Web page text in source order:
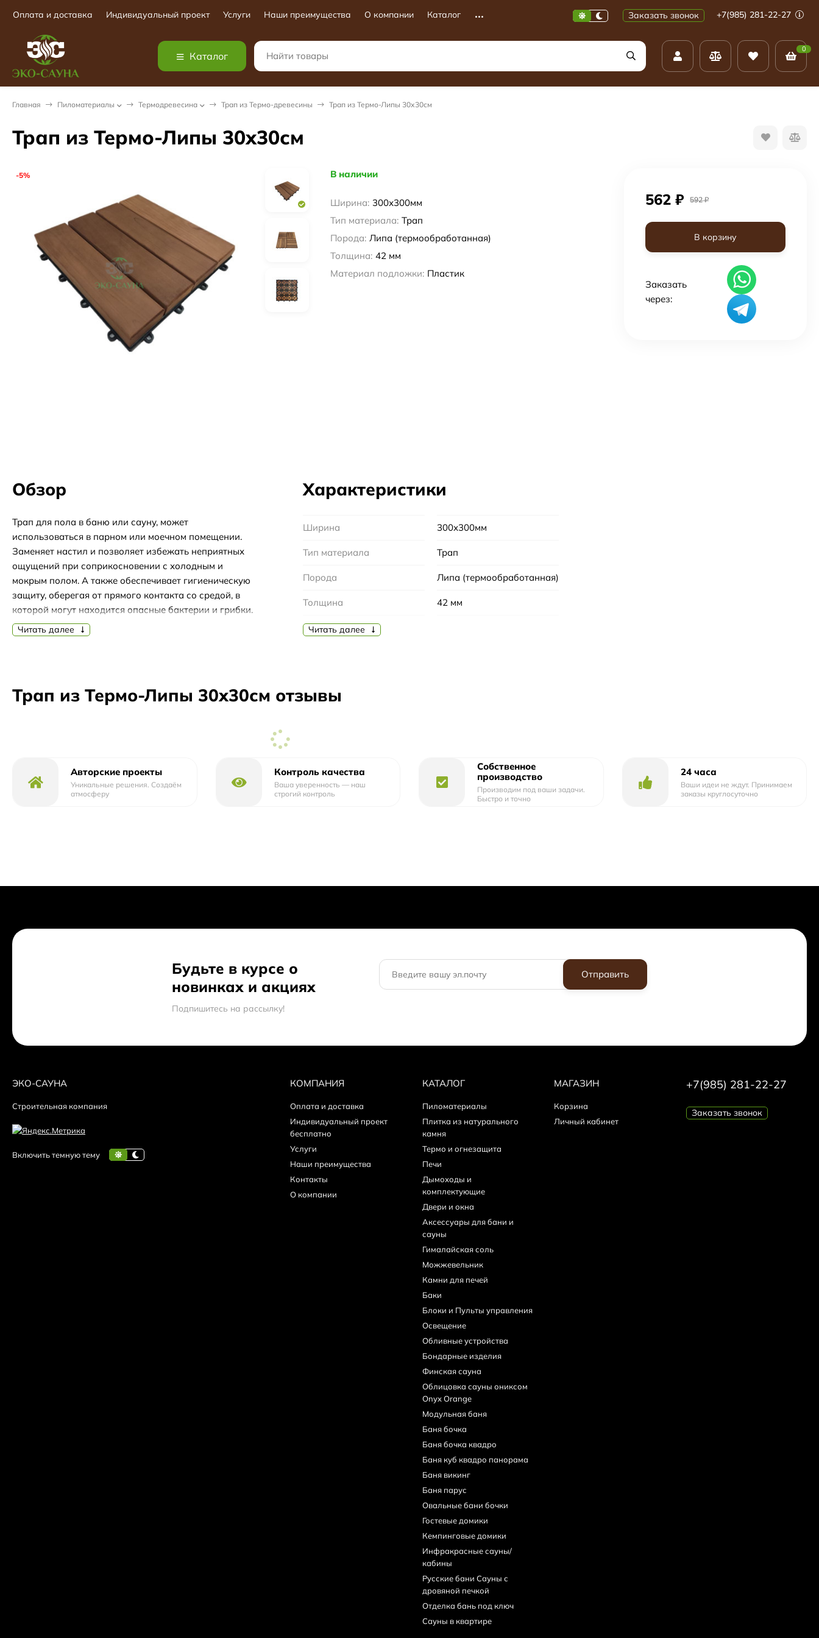
Оплата и доставка Индивидуальный проект Услуги Наши преимущества О компании Каталог Заказать звонок +7(985) 281-22-27
Каталог
0
Главная Пиломатериалы Термодревесина Трап из Термо-древесины Трап из Термо-Липы 30х30см
Трап из Термо-Липы 30х30см
-5% В наличии
Ширина: 300х300мм
Тип материала: Трап
Порода: Липа (термообработанная)
Толщина: 42 мм
Материал подложки: Пластик
562 ₽ 592₽
В корзину
Заказать
через:
Обзор
Трап для пола в баню или сауну, может
использоваться в парном или моечном помещении.
Заменяет настил и позволяет избежать неприятных
ощущений при соприкосновении с холодным и
мокрым полом. А также обеспечивает гигиеническую
защиту, оберегая от прямого контакта со средой, в
которой могут находится опасные бактерии и грибки.
Древесина не подвержена поражению гнилью и
плесенью, хорошо переносит условия повышенной
процедур.
Читать далее
Характеристики
Ширина 300х300мм
Тип материала Трап
Порода Липа (термообработанная)
Толщина 42 мм
Материал подложки
Читать далее
Трап из Термо-Липы 30х30см отзывы
Авторские проекты
Уникальные решения. Создаём
атмосферу
Контроль качества
Ваша уверенность — наш
строгий контроль
Собственное
производство
Производим под ваши задачи.
Быстро и точно
24 часа
Ваши идеи не ждут. Принимаем
заказы круглосуточно
Будьте в курсе о
новинках и акциях
Подпишитесь на рассылкy!
Отправить
ЭКО-САУНА
Строительная компания
КОМПАНИЯ
Оплата и доставка
Индивидуальный проект
бесплатно
Услуги
Наши преимущества
Контакты
О компании
КАТАЛОГ
Пиломатериалы
Плитка из натурального
камня
Термо и огнезащита
Печи
Дымоходы и
комплектующие
Двери и окна
Аксессуары для бани и
сауны
Гималайская соль
Можжевельник
Камни для печей
Баки
Блоки и Пульты управления
Освещение
Обливные устройства
Бондарные изделия
Финская сауна
Облицовка сауны ониксом
Onyx Orange
Модульная баня
Баня бочка
Баня бочка квадро
Баня куб квадро панорама
Баня викинг
Баня парус
Овальные бани бочки
Гостевые домики
Кемпинговые домики
Инфракрасные сауны/
кабины
Русские бани Сауны с
дровяной печкой
Отделка бань под ключ
Сауны в квартире
МАГАЗИН
Корзина
Личный кабинет
+7(985) 281-22-27
Заказать звонок